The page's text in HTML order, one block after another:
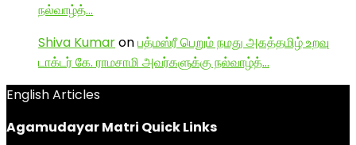
நல்வாழ்த்…
Shiva Kumaronபத்மஸ்ரீ பெறும் நமது அகத்தமிழ் உறவு
டாக்டர் கே. ராமசாமி அவர்களுக்கு நல்வாழ்த்…
English Articles
Agamudayar Matri Quick Links